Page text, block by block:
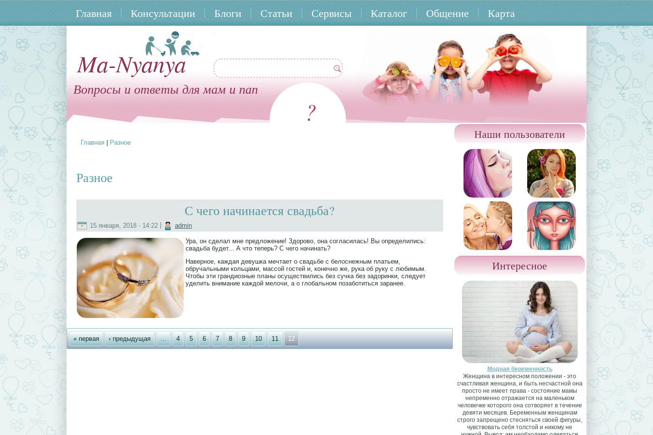
Главная Консультации Блоги Статьи Сервисы Каталог Общение Карта
?
Ma-Nyanya
Вопросы и ответы для мам и пап
Вы здесь
Главная Разное
Разное
С чего начинается свадьба?
15 января, 2018 - 14:22 admin
Ура, он сделал мне предложение! Здорово, она согласилась! Вы определились:
свадьба будет... А что теперь? С чего начинать?
Наверное, каждая девушка мечтает о свадьбе с белоснежным платьем,
обручальными кольцами, массой гостей и, конечно же, рука об руку с любимым.
Чтобы эти грандиозные планы осуществились без сучка без задоринки, следует
уделить внимание каждой мелочи, а о глобальном позаботиться заранее.
Страницы
« первая ‹ предыдущая … 4 5 6 7 8 9 10 11 12
Наши пользователи
Интересное
Модная беременность
Женщина в интересном положении - это
счастливая женщина, и быть несчастной она
просто не имеет права - состояние мамы
непременно отражается на маленьком
человечке которого она сотворяет в течение
девяти месяцев. Беременным женщинам
строго запрещено стесняться своей фигуры,
чувствовать себя толстой и никому не